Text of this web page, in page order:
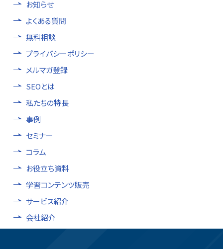
お知らせ
よくある質問
無料相談
プライバシーポリシー
メルマガ登録
SEOとは
私たちの特長
事例
セミナー
コラム
お役立ち資料
学習コンテンツ販売
サービス紹介
会社紹介